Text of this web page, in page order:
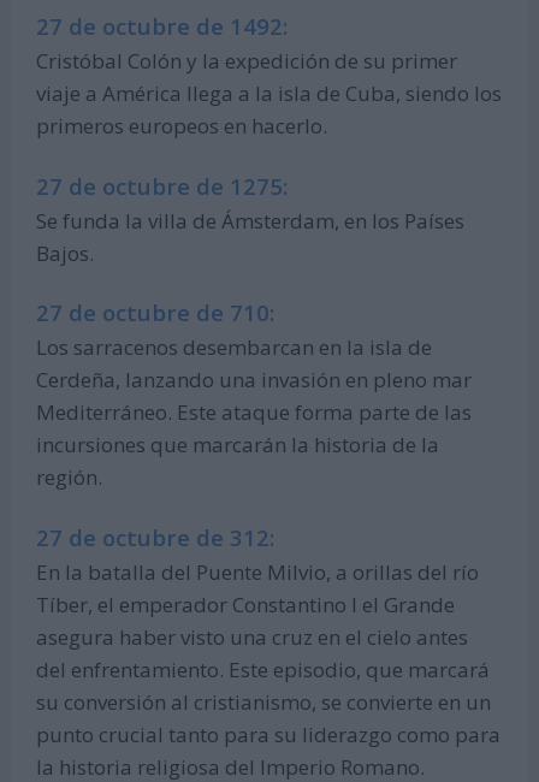
27 de octubre de 1492:
Cristóbal Colón y la expedición de su primer
viaje a América llega a la isla de Cuba, siendo los
primeros europeos en hacerlo.
27 de octubre de 1275:
Se funda la villa de Ámsterdam, en los Países
Bajos.
27 de octubre de 710:
Los sarracenos desembarcan en la isla de
Cerdeña, lanzando una invasión en pleno mar
Mediterráneo. Este ataque forma parte de las
incursiones que marcarán la historia de la
región.
27 de octubre de 312:
En la batalla del Puente Milvio, a orillas del río
Tíber, el emperador Constantino I el Grande
asegura haber visto una cruz en el cielo antes
del enfrentamiento. Este episodio, que marcará
su conversión al cristianismo, se convierte en un
punto crucial tanto para su liderazgo como para
la historia religiosa del Imperio Romano.